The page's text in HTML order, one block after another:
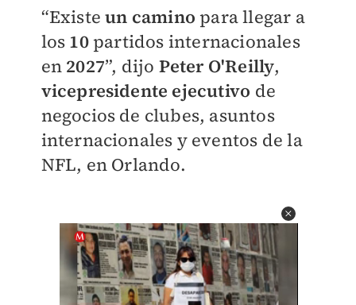
“Existeun camino para llegar a
los 10 partidos internacionales
en 2027”, dijo Peter O'Reilly,
vicepresidente ejecutivo de
negocios de clubes, asuntos
internacionales y eventos de la
NFL, en Orlando.